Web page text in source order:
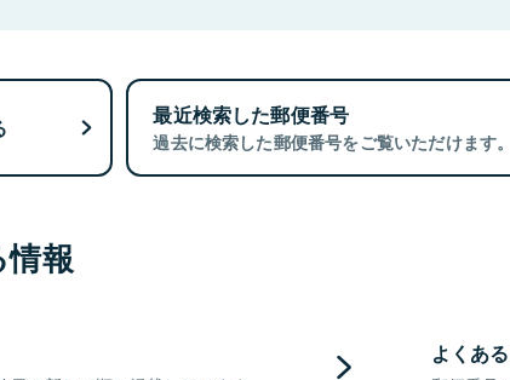
最近検索した郵便番号
過去に検索した郵便番号をご覧いただけます。
報
よくあ